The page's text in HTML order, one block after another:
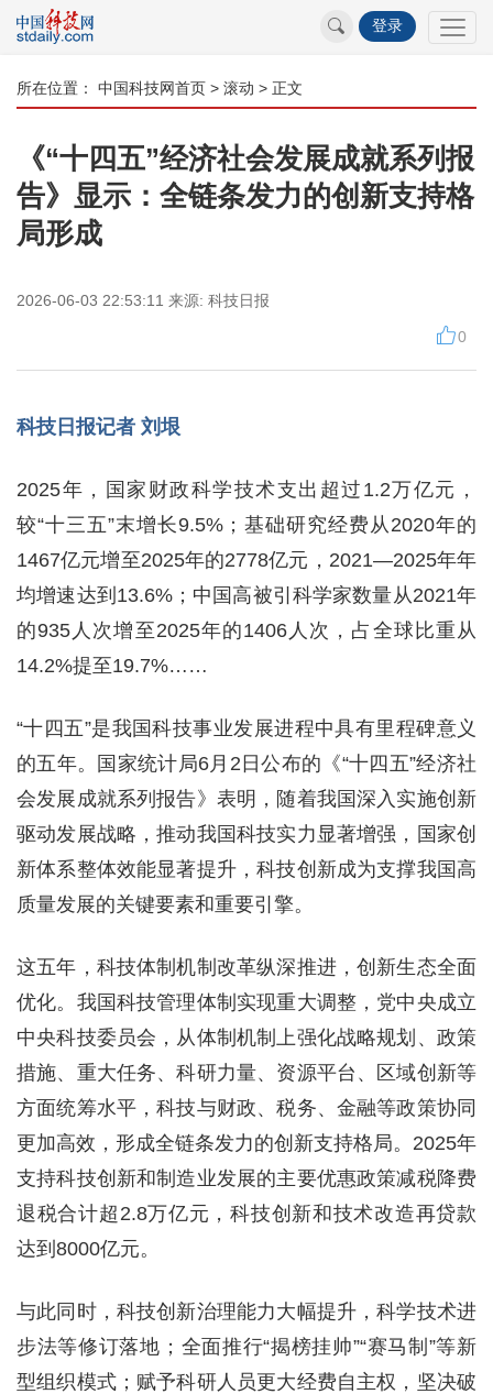
登录
所在位置： 中国科技网首页 > 滚动 > 正文
《“十四五”经济社会发展成就系列报
告》显示：全链条发力的创新支持格
局形成
2026-06-03 22:53:11 来源: 科技日报
0
科技日报记者 刘垠
2025年，国家财政科学技术支出超过1.2万亿元，
较“十三五”末增长9.5%；基础研究经费从2020年的
1467亿元增至2025年的2778亿元，2021—2025年年
均增速达到13.6%；中国高被引科学家数量从2021年
的935人次增至2025年的1406人次，占全球比重从
14.2%提至19.7%……
“十四五”是我国科技事业发展进程中具有里程碑意义
的五年。国家统计局6月2日公布的《“十四五”经济社
会发展成就系列报告》表明，随着我国深入实施创新
驱动发展战略，推动我国科技实力显著增强，国家创
新体系整体效能显著提升，科技创新成为支撑我国高
质量发展的关键要素和重要引擎。
这五年，科技体制机制改革纵深推进，创新生态全面
优化。我国科技管理体制实现重大调整，党中央成立
中央科技委员会，从体制机制上强化战略规划、政策
措施、重大任务、科研力量、资源平台、区域创新等
方面统筹水平，科技与财政、税务、金融等政策协同
更加高效，形成全链条发力的创新支持格局。2025年
支持科技创新和制造业发展的主要优惠政策减税降费
退税合计超2.8万亿元，科技创新和技术改造再贷款
达到8000亿元。
与此同时，科技创新治理能力大幅提升，科学技术进
步法等修订落地；全面推行“揭榜挂帅”“赛马制”等新
型组织模式；赋予科研人员更大经费自主权，坚决破